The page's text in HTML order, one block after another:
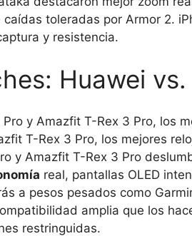
toleradas por Armor 2.
y resistencia.
Huawei
T-Rex 3 Pro, los mejores
y Amazfit T-Rex 3 Pro
real, pantallas OLED
a pesos pesados como
amplia que los
restringuidas.